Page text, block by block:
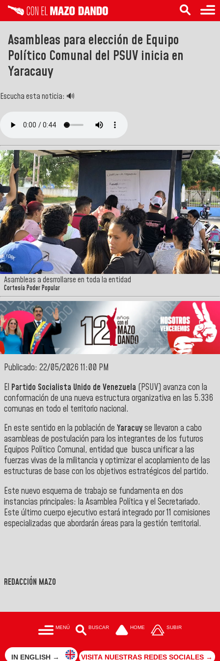
Asambleas para elección de Equipo
Político Comunal del PSUV inicia en
Yaracauy
Escucha esta noticia: 🔊
Asambleas a desrrollarse en toda la entidad
Cortesía Poder Popular
Publicado: 22/05/2026 11:00 PM
El Partido Socialista Unido de Venezuela (PSUV) avanza con la
conformación de una nueva estructura organizativa en las 5.336
comunas en todo el territorio nacional.
En este sentido en la población de Yaracuyse llevaron a cabo
asambleas de postulación para los integrantes de los futuros
Equipos Político Comunal, entidad que busca unificar a las
fuerzas vivas de la militancia y optimizar el acoplamiento de las
estructuras de base con los objetivos estratégicos del partido.
Este nuevo esquema de trabajo se fundamenta en dos
instancias principales: la Asamblea Política y el Secretariado.
Este último cuerpo ejecutivo estará integrado por 11 comisiones
especializadas que abordarán áreas para la gestión territorial.
REDACCIÓN MAZO
MENÚ BUSCAR HOME SUBIR
IN ENGLISH → VISITA NUESTRAS REDES SOCIALES →